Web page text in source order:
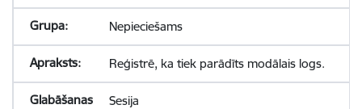
Nepieciešams
Reģistrē, ka tiek parādīts modālais logs.
Sesija